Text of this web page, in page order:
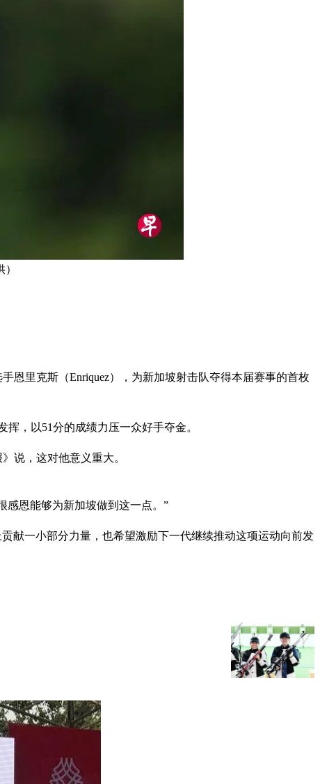
恩里克斯（Enriquez），为新加坡射击队夺得本届赛事的首枚
，以51分的成绩力压一众好手夺金。
说，这对他意义重大。
恩能够为新加坡做到这一点。”
献一小部分力量，也希望激励下一代继续推动这项运动向前发